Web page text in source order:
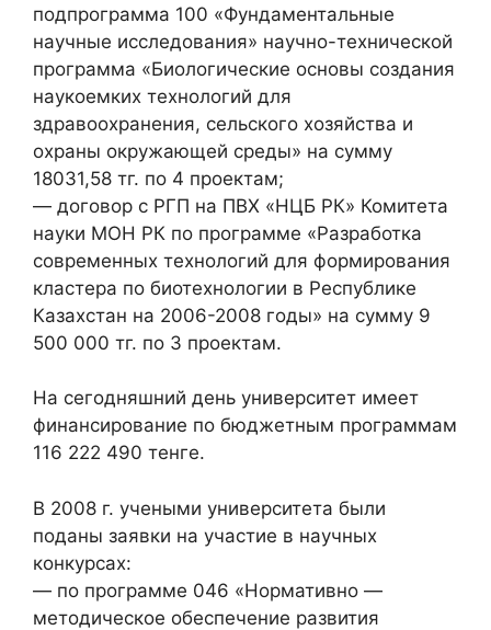
подпрограмма 100 «Фундаментальные
научные исследования» научно-технической
программа «Биологические основы создания
наукоемких технологий для
здравоохранения, сельского хозяйства и
охраны окружающей среды» на сумму
18031,58 тг. по 4 проектам;
— договор с РГП на ПВХ «НЦБ РК» Комитета
науки МОН РК по программе «Разработка
современных технологий для формирования
кластера по биотехнологии в Республике
Казахстан на 2006-2008 годы» на сумму 9
500 000 тг. по 3 проектам.
На сегодняшний день университет имеет
финансирование по бюджетным программам
116 222 490 тенге.
В 2008 г. учеными университета были
поданы заявки на участие в научных
конкурсах:
— по программе 046 «Нормативно —
методическое обеспечение развития